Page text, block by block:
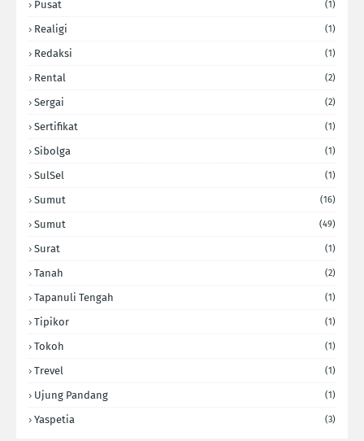
Pusat (1)
Realigi (1)
Redaksi (1)
Rental (2)
Sergai (2)
Sertifikat (1)
Sibolga (1)
SulSel (1)
Sumut (16)
Sumut (49)
Surat (1)
Tanah (2)
Tapanuli Tengah (1)
Tipikor (1)
Tokoh (1)
Trevel (1)
Ujung Pandang (1)
Yaspetia (3)